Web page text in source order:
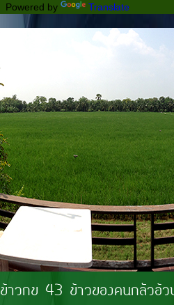
Powered by Translate
ข้าวกข 43 ข้าวของคนกลัวอ้